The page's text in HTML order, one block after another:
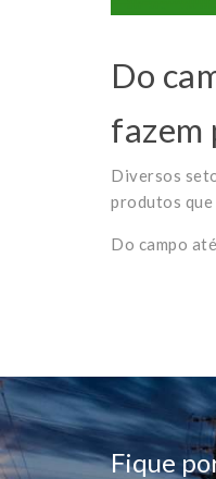
Do
fazem
Diversos
produtos que
Do campo
Fique